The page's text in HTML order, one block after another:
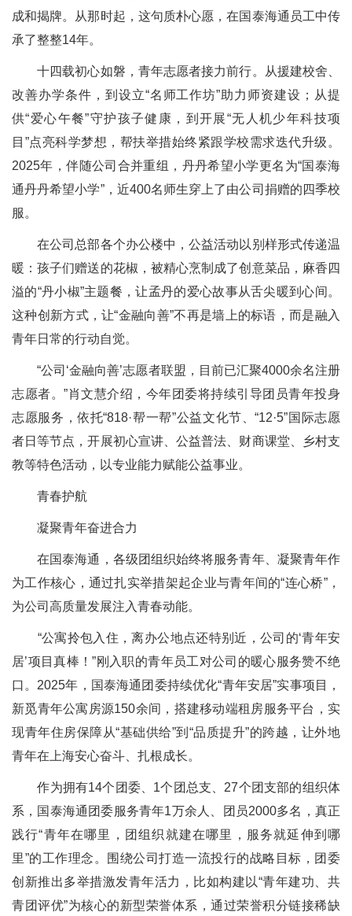
成和揭牌。从那时起，这句质朴心愿，在国泰海通员工中传
承了整整14年。
十四载初心如磐，青年志愿者接力前行。从援建校舍、
改善办学条件，到设立“名师工作坊”助力师资建设；从提
供“爱心午餐”守护孩子健康，到开展“无人机少年科技项
目”点亮科学梦想，帮扶举措始终紧跟学校需求迭代升级。
2025年，伴随公司合并重组，丹丹希望小学更名为“国泰海
通丹丹希望小学”，近400名师生穿上了由公司捐赠的四季校
服。
在公司总部各个办公楼中，公益活动以别样形式传递温
暖：孩子们赠送的花椒，被精心烹制成了创意菜品，麻香四
溢的“丹小椒”主题餐，让孟丹的爱心故事从舌尖暖到心间。
这种创新方式，让“金融向善”不再是墙上的标语，而是融入
青年日常的行动自觉。
“公司‘金融向善’志愿者联盟，目前已汇聚4000余名注册
志愿者。”肖文慧介绍，今年团委将持续引导团员青年投身
志愿服务，依托“818·帮一帮”公益文化节、“12·5”国际志愿
者日等节点，开展初心宣讲、公益普法、财商课堂、乡村支
教等特色活动，以专业能力赋能公益事业。
青春护航
凝聚青年奋进合力
在国泰海通，各级团组织始终将服务青年、凝聚青年作
为工作核心，通过扎实举措架起企业与青年间的“连心桥”，
为公司高质量发展注入青春动能。
“公寓拎包入住，离办公地点还特别近，公司的‘青年安
居’项目真棒！”刚入职的青年员工对公司的暖心服务赞不绝
口。2025年，国泰海通团委持续优化“青年安居”实事项目，
新觅青年公寓房源150余间，搭建移动端租房服务平台，实
现青年住房保障从“基础供给”到“品质提升”的跨越，让外地
青年在上海安心奋斗、扎根成长。
作为拥有14个团委、1个团总支、27个团支部的组织体
系，国泰海通团委服务青年1万余人、团员2000多名，真正
践行“青年在哪里，团组织就建在哪里，服务就延伸到哪
里”的工作理念。围绕公司打造一流投行的战略目标，团委
创新推出多举措激发青年活力，比如构建以“青年建功、共
青团评优”为核心的新型荣誉体系，通过荣誉积分链接稀缺